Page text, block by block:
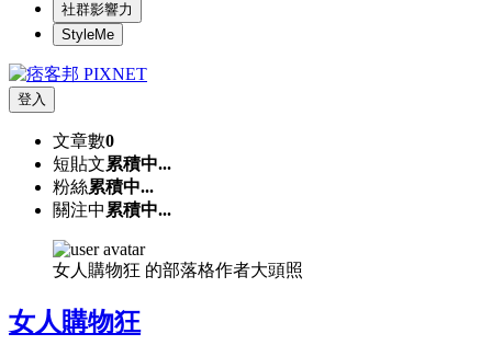
社群影響力
StyleMe
登入
文章數0
短貼文累積中...
粉絲累積中...
關注中 累積中...
女人購物狂 的部落格作者大頭照
女人購物狂